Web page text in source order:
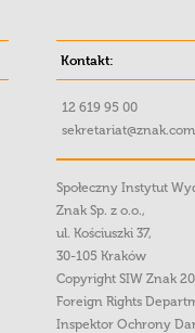
Kontakt:
12 619 95 00
Społeczny Instytut
Znak Sp. z o.o.,
ul. Kościuszki 37,
30-105 Kraków
Copyright SIW Znak
Foreign Rights
Inspektor Ochrony